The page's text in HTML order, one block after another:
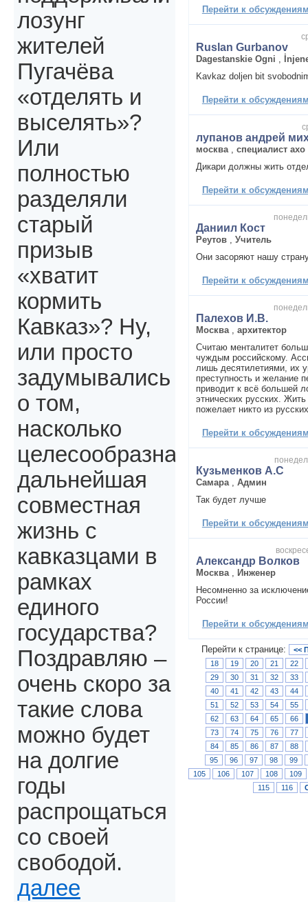
Перейти к
Ruslan Gurbanov
Dagestanskie Ogni
Kavkaz doljen bit
Перейти к
лупанов андрей
москва
специалист ахо
Дикари должны жить
Перейти к
Даниил Кост
Реутов
Учитель
Они засоряют нашу
Перейти к
Палехов И.В.
Москва
архитектор
Считаю менталитет
чуждым российскому.
лишь десятилетиями, их
преступность и желание
приводит к всё большей
этнических русских.
пожелает никто из
Перейти к
Кузьменков А.С
Самара
Админ
Так будет лучше
Перейти к
Александр Волков
Москва
Инженер
Несомненно за
России!
Перейти к
Перейти к странице:
<<
18
19 20 21
22
29
30 31 32
33
40
41 42 43
44
51
52 53 54
55
62
63 64 65
66
73
74 75 76
77
84
85 86 87
88
95
96 97 98
99
105
106 107 108
109
115
116
лозунг
жителей
Пугачёва
«отделять и
выселять»?
Или
полностью
разделяли
старый
призыв
«хватит
кормить
Кавказ»? Ну,
или просто
задумывались
о том,
насколько
целесообразна
дальнейшая
совместная
жизнь с
кавказцами в
рамках
единого
государства?
Поздравляю –
очень скоро за
такие слова
можно будет
на долгие
годы
распрощаться
со своей
свободой.
далее